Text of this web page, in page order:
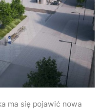
ma się pojawić nowa